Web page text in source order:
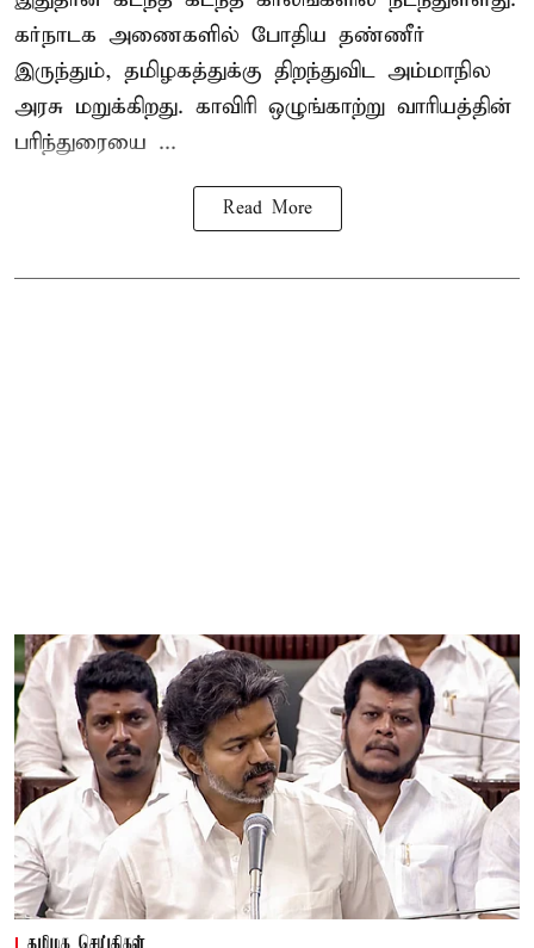
கர்நாடக அணைகளில் போதிய தண்ணீர்
இருந்தும், தமிழகத்துக்கு திறந்துவிட அம்மாநில
அரசு மறுக்கிறது. காவிரி ஒழுங்காற்று வாரியத்தின்
பரிந்துரையை ...
Read More